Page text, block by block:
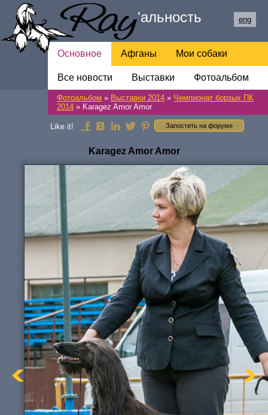
Ray'альность
Основное
Все новости Выставки Фотоальбом
Ссылки
Афганы Мои собаки
Обратная связь
eng
Фотоальбом » Выставки 2014 » Чемпионат борзых ПК
2014 » Karagez Amor Amor
Запостить на форуме
Like it!
Karagez Amor Amor